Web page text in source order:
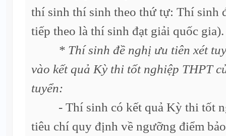
thí sinh thí sinh theo thứ tự: Thí sinh
tiếp theo là thí sinh đạt giải quốc gia).
* Thí sinh đề nghị ưu tiên xét
vào kết quả Kỳ thi tốt nghiệp THPT
tuyển:
- Thí sinh có kết quả Kỳ thi tốt
tiêu chí quy định về ngưỡng điểm